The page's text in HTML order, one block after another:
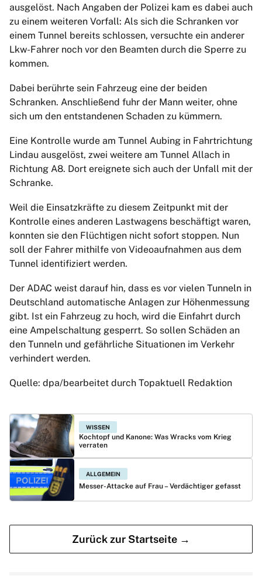
ausgelöst. Nach Angaben der Polizei kam es dabei auch
zu einem weiteren Vorfall: Als sich die Schranken vor
einem Tunnel bereits schlossen, versuchte ein anderer
Lkw-Fahrer noch vor den Beamten durch die Sperre zu
kommen.
Dabei berührte sein Fahrzeug eine der beiden
Schranken. Anschließend fuhr der Mann weiter, ohne
sich um den entstandenen Schaden zu kümmern.
Eine Kontrolle wurde am Tunnel Aubing in Fahrtrichtung
Lindau ausgelöst, zwei weitere am Tunnel Allach in
Richtung A8. Dort ereignete sich auch der Unfall mit der
Schranke.
Weil die Einsatzkräfte zu diesem Zeitpunkt mit der
Kontrolle eines anderen Lastwagens beschäftigt waren,
konnten sie den Flüchtigen nicht sofort stoppen. Nun
soll der Fahrer mithilfe von Videoaufnahmen aus dem
Tunnel identifiziert werden.
Der ADAC weist darauf hin, dass es vor vielen Tunneln in
Deutschland automatische Anlagen zur Höhenmessung
gibt. Ist ein Fahrzeug zu hoch, wird die Einfahrt durch
eine Ampelschaltung gesperrt. So sollen Schäden an
den Tunneln und gefährliche Situationen im Verkehr
verhindert werden.
Quelle: dpa/bearbeitet durch Topaktuell Redaktion
WISSEN
Kochtopf und Kanone: Was Wracks vom Krieg
verraten
ALLGEMEIN
Messer-Attacke auf Frau – Verdächtiger gefasst
Zurück zur Startseite →